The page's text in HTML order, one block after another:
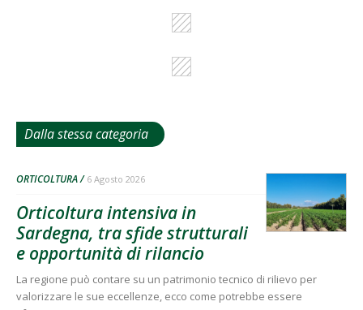
Dalla stessa categoria
ORTICOLTURA 6 Agosto 2026
Orticoltura intensiva in
Sardegna, tra sfide strutturali
e opportunità di rilancio
La regione può contare su un patrimonio tecnico di rilievo per
valorizzare le sue eccellenze, ecco come potrebbe essere